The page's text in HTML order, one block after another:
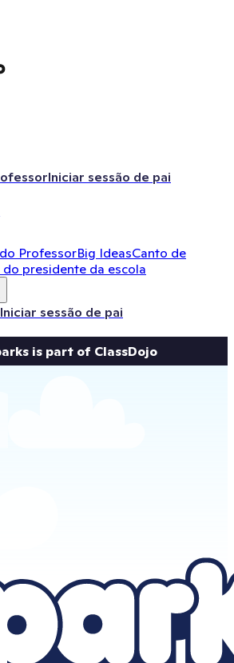
Iniciar sessão de pai
ProfessorBig IdeasCanto de
do presidente da escola
Iniciar sessão de pai
is part of ClassDojo